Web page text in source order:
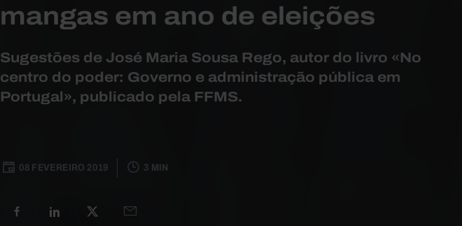
mangas em ano de eleições
Sugestões de José Maria Sousa Rego, autor do livro «No
centro do poder: Governo e administração pública em
Portugal», publicado pela FFMS.
08 FEVEREIRO 2019 3 MIN